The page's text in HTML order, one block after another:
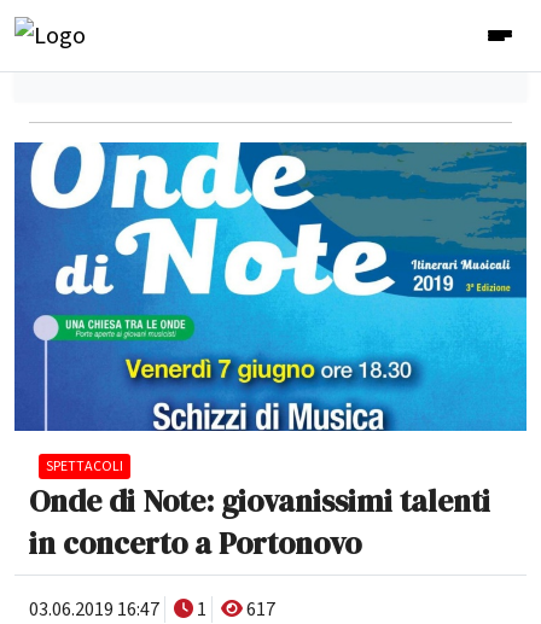
SPETTACOLI
Onde di Note: giovanissimi talenti
in concerto a Portonovo
03.06.2019 16:47 1
617